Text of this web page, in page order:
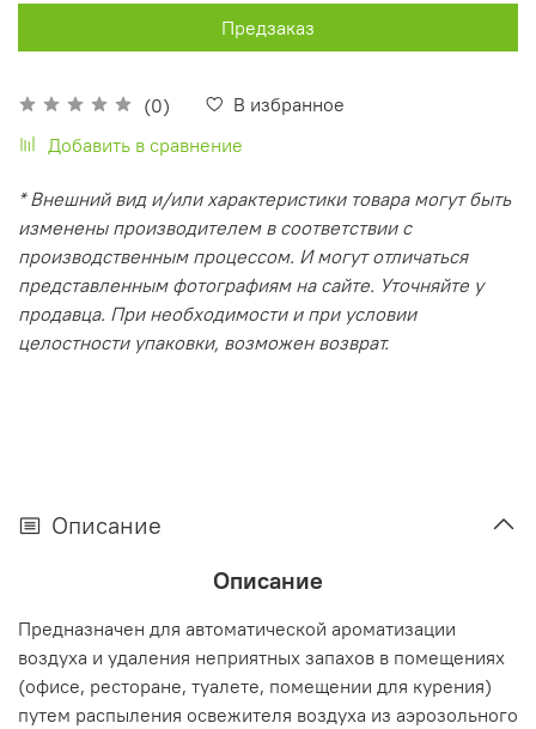
(0)
В избранное
Добавить в сравнение
Предзаказ
* Внешний вид и/или характеристики товара могут быть
изменены производителем в соответствии с
производственным процессом. И могут отличаться
представленным фотографиям на сайте. Уточняйте у
продавца. При необходимости и при условии
целостности упаковки, возможен возврат.
Описание
Описание
Предназначен для автоматической ароматизации
воздуха и удаления неприятных запахов в помещениях
(офисе, ресторане, туалете, помещении для курения)
путем распыления освежителя воздуха из аэрозольного